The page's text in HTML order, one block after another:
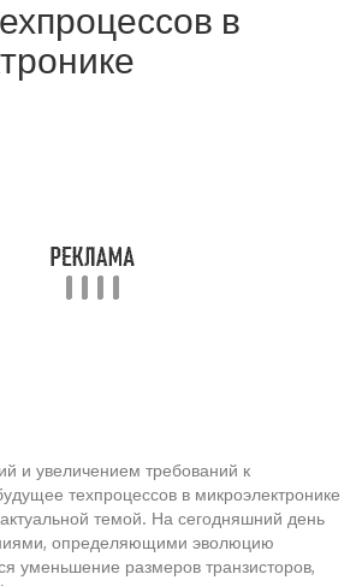
в
и увеличением требований к
техпроцессов в микроэлектронике
темой. На сегодняшний день
определяющими эволюцию
уменьшение размеров транзисторов,